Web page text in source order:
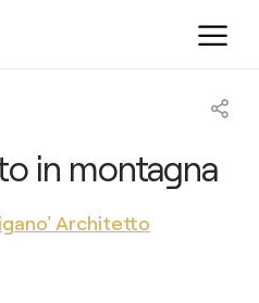
in montagna
Architetto